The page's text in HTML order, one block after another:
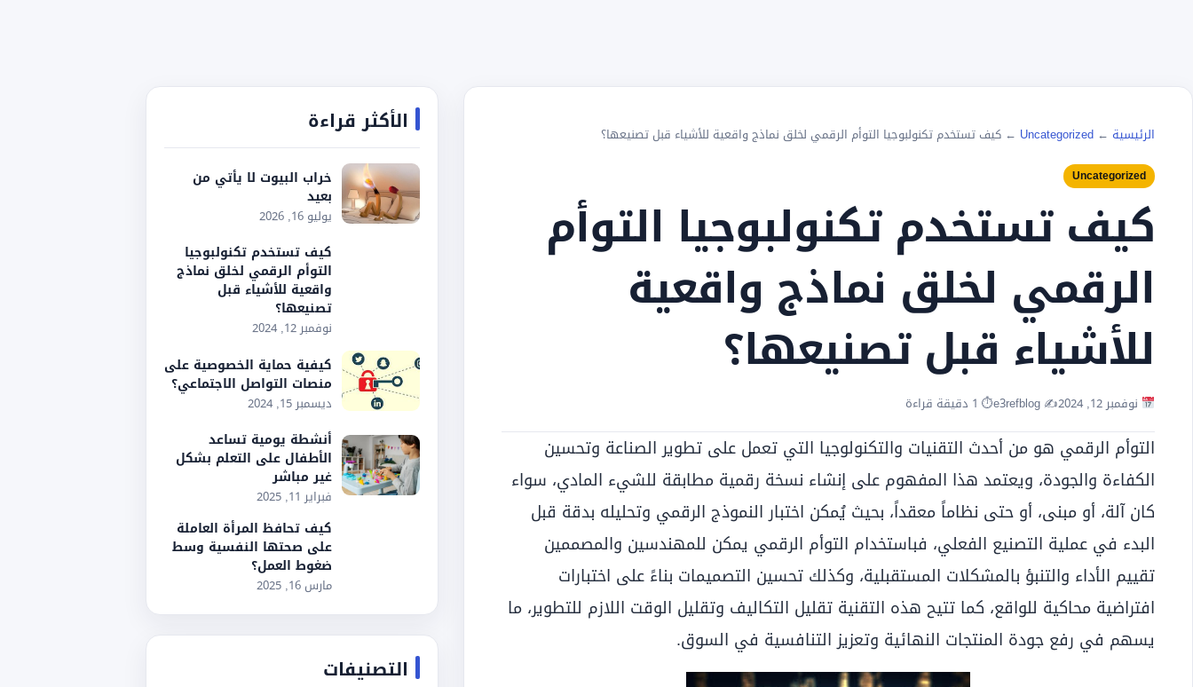
الرئيسية ←
Uncategorized
← كيف تستخدم تكنولبوجيا التوأم الرقمي لخلق نماذج واقعية للأشياء قبل تصنيعها؟
Uncategorized
كيف تستخدم تكنولبوجيا التوأم
الرقمي لخلق نماذج واقعية
للأشياء قبل تصنيعها؟
نوفمبر 12, 2024 ✍️ e3refblog ⏱ 1 دقيقة قراءة
التوأم الرقمي هو من أحدث التقنيات والتكنولوجيا التي تعمل على تطوير الصناعة وتحسين
الكفاءة والجودة، ويعتمد هذا المفهوم على إنشاء نسخة رقمية مطابقة للشيء المادي، سواء
كان آلة، أو مبنى، أو حتى نظاماً معقداً، بحيث يُمكن اختبار النموذج الرقمي وتحليله بدقة قبل
البدء في عملية التصنيع الفعلي، فباستخدام التوأم الرقمي يمكن للمهندسين والمصممين
تقييم الأداء والتنبؤ بالمشكلات المستقبلية، وكذلك تحسين التصميمات بناءً على اختبارات
افتراضية محاكية للواقع، كما تتيح هذه التقنية تقليل التكاليف وتقليل الوقت اللازم للتطوير، ما
يسهم في رفع جودة المنتجات النهائية وتعزيز التنافسية في السوق.
الأكثر قراءة
خراب البيوت لا يأتي من
بعيد
يوليو 16, 2026
كيف تستخدم تكنولبوجيا
التوأم الرقمي لخلق نماذج
واقعية للأشياء قبل
تصنيعها؟
نوفمبر 12, 2024
كيفية حماية الخصوصية على
منصات التواصل الاجتماعي؟
ديسمبر 15, 2024
أنشطة يومية تساعد
الأطفال على التعلم بشكل
غير مباشر
فبراير 11, 2025
كيف تحافظ المرأة العاملة
على صحتها النفسية وسط
ضغوط العمل؟
مارس 16, 2025
التصنيفات